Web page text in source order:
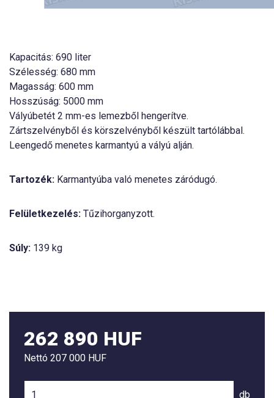
Kapacitás: 690 liter
Szélesség: 680 mm
Magasság: 600 mm
Hosszúság: 5000 mm
Vályúbetét 2 mm-es lemezből hengerítve.
Zártszelvényből és körszelvényből készült tartólábbal.
Leengedő menetes karmantyú a vályú alján.
Tartozék: Karmantyúba való menetes záródugó.
Felületkezelés: Tűzihorganyzott.
Súly: 139 kg
262 890 HUF
Nettó 207 000 HUF
db